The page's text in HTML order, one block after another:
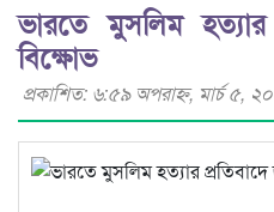
ভারতে মুসলিম হত্যার
বিক্ষোভ
প্রকাশিত: ৬:৫৯ অপরাহ্ণ, মার্চ ৫,